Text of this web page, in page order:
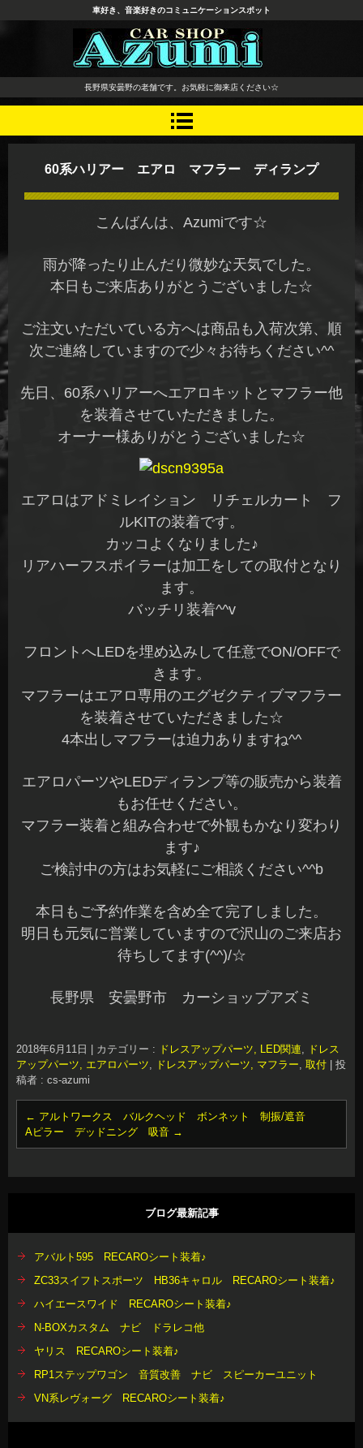
長野県 安曇野市 タイヤ ホ
イール デッドニング カーオ
ーディオ レカロシート
車好き、音楽好きのコミュニケーションスポット
長野県安曇野の老舗です。お気軽に御来店ください☆
60系ハリアー エアロ マフラー ディランプ
こんばんは、Azumiです☆
雨が降ったり止んだり微妙な天気でした。
本日もご来店ありがとうございました☆
ご注文いただいている方へは商品も入荷次第、順
次ご連絡していますので少々お待ちください^^
先日、60系ハリアーへエアロキットとマフラー他
を装着させていただきました。
オーナー様ありがとうございました☆
エアロはアドミレイション リチェルカート フ
ルKITの装着です。
カッコよくなりました♪
リアハーフスポイラーは加工をしての取付となり
ます。
バッチリ装着^^v
フロントへLEDを埋め込みして任意でON/OFFで
きます。
マフラーはエアロ専用のエグゼクティブマフラー
を装着させていただきました☆
4本出しマフラーは迫力ありますね^^
エアロパーツやLEDディランプ等の販売から装着
もお任せください。
マフラー装着と組み合わせで外観もかなり変わり
ます♪
ご検討中の方はお気軽にご相談ください^^b
本日もご予約作業を含め全て完了しました。
明日も元気に営業していますので沢山のご来店お
待ちしてます(^^)/☆
長野県 安曇野市 カーショップアズミ
2018年6月11日 カテゴリー : ドレスアップパーツ, LED関連, ドレス
アップパーツ, エアロパーツ, ドレスアップパーツ, マフラー, 取付
投
稿者 : cs-azumi
← アルトワークス バルクヘッド ボンネット 制振/遮音
Aピラー デッドニング 吸音 →
ブログ最新記事
アバルト595 RECAROシート装着♪
ZC33スイフトスポーツ HB36キャロル RECAROシート装着♪
ハイエースワイド RECAROシート装着♪
N-BOXカスタム ナビ ドラレコ他
ヤリス RECAROシート装着♪
RP1ステップワゴン 音質改善 ナビ スピーカーユニット
VN系レヴォーグ RECAROシート装着♪